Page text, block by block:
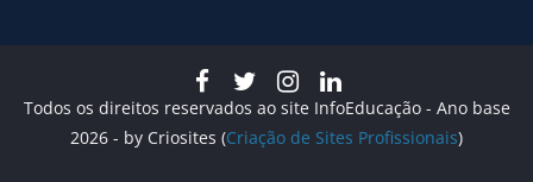
Todos os direitos reservados ao site InfoEducação - Ano base
2026 - by Criosites (Criação de Sites Profissionais)